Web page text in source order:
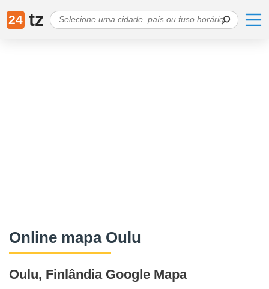
24 tz
Online mapa Oulu
Oulu, Finlândia Google Mapa